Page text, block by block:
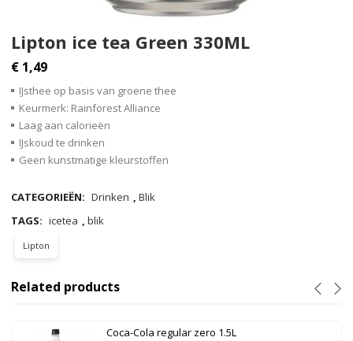
Lipton ice tea Green 330ML
€ 1,49
IJsthee op basis van groene thee
Keurmerk: Rainforest Alliance
Laag aan calorieën
IJskoud te drinken
Geen kunstmatige kleurstoffen
CATEGORIEËN: Drinken ,Blik
TAGS: icetea ,blik
Lipton
Related products
Coca-Cola regular zero 1.5L